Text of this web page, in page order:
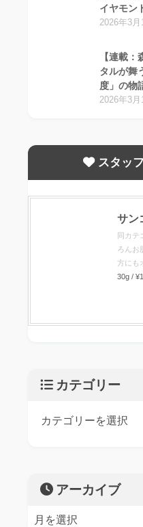
イヤモン
2026年3月
【連載
タルが舞
度」の物
2026年3月
スタッ
サン
同カテ
ろんお
方にも
30g /
カテゴリー
アーカイブ